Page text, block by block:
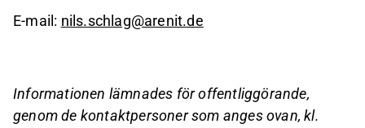
E-mail: nils.schlag@arenit.de
Informationen lämnades för offentliggörande,
genom de kontaktpersoner som anges ovan, kl.